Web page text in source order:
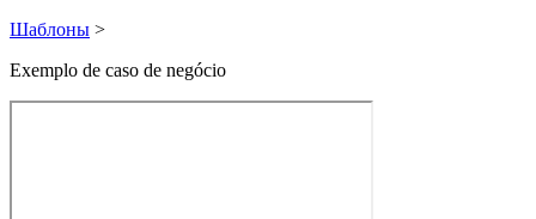
Шаблоны >
Exemplo de caso de negócio